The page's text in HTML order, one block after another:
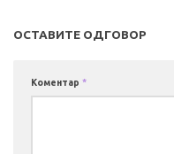
ОСТАВИТЕ ОДГОВОР
Коментар *